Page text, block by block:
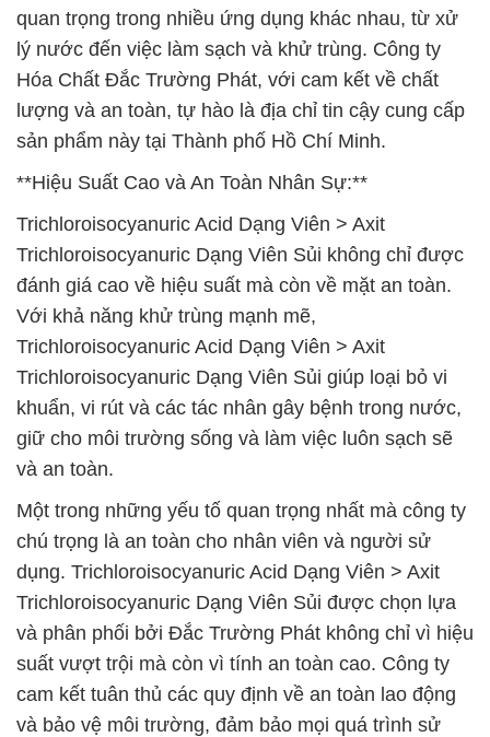
quan trọng trong nhiều ứng dụng khác nhau, từ xử
lý nước đến việc làm sạch và khử trùng. Công ty
Hóa Chất Đắc Trường Phát, với cam kết về chất
lượng và an toàn, tự hào là địa chỉ tin cậy cung cấp
sản phẩm này tại Thành phố Hồ Chí Minh.
**Hiệu Suất Cao và An Toàn Nhân Sự:**
Trichloroisocyanuric Acid Dạng Viên > Axit
Trichloroisocyanuric Dạng Viên Sủi không chỉ được
đánh giá cao về hiệu suất mà còn về mặt an toàn.
Với khả năng khử trùng mạnh mẽ,
Trichloroisocyanuric Acid Dạng Viên > Axit
Trichloroisocyanuric Dạng Viên Sủi giúp loại bỏ vi
khuẩn, vi rút và các tác nhân gây bệnh trong nước,
giữ cho môi trường sống và làm việc luôn sạch sẽ
và an toàn.
Một trong những yếu tố quan trọng nhất mà công ty
chú trọng là an toàn cho nhân viên và người sử
dụng. Trichloroisocyanuric Acid Dạng Viên > Axit
Trichloroisocyanuric Dạng Viên Sủi được chọn lựa
và phân phối bởi Đắc Trường Phát không chỉ vì hiệu
suất vượt trội mà còn vì tính an toàn cao. Công ty
cam kết tuân thủ các quy định về an toàn lao động
và bảo vệ môi trường, đảm bảo mọi quá trình sử